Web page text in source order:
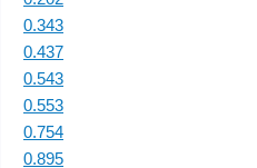
0.343
0.437
0.543
0.553
0.754
0.895